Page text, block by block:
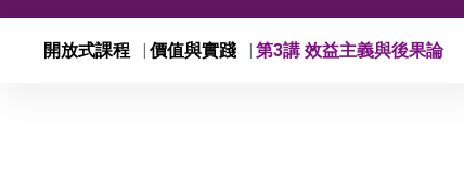
開放式課程 價值與實踐 第3講 效益主義與後果論